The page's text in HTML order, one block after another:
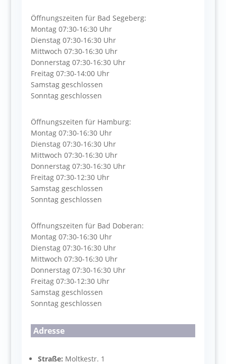
Öffnungszeiten für Bad Segeberg:
Montag 07:30-16:30 Uhr
Dienstag 07:30-16:30 Uhr
Mittwoch 07:30-16:30 Uhr
Donnerstag 07:30-16:30 Uhr
Freitag 07:30-14:00 Uhr
Samstag geschlossen
Sonntag geschlossen
Öffnungszeiten für Hamburg:
Montag 07:30-16:30 Uhr
Dienstag 07:30-16:30 Uhr
Mittwoch 07:30-16:30 Uhr
Donnerstag 07:30-16:30 Uhr
Freitag 07:30-12:30 Uhr
Samstag geschlossen
Sonntag geschlossen
Öffnungszeiten für Bad Doberan:
Montag 07:30-16:30 Uhr
Dienstag 07:30-16:30 Uhr
Mittwoch 07:30-16:30 Uhr
Donnerstag 07:30-16:30 Uhr
Freitag 07:30-12:30 Uhr
Samstag geschlossen
Sonntag geschlossen
Adresse
Straße: Moltkestr. 1